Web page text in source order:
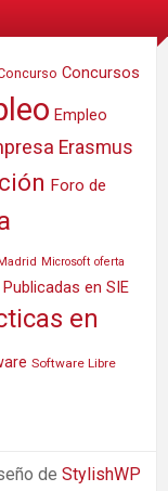
Concursos
Empleo
Erasmus
Foro de
Microsoft oferta
en SIE
en
Software Libre
de StylishWP